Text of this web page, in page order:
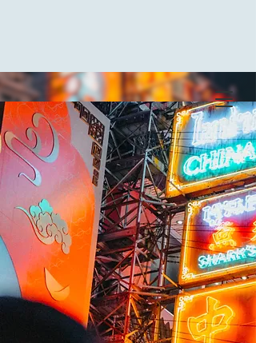
BY HEART STUDIO
婚前微电影
PRE-WEDDING SHORT FILM
AND MTV